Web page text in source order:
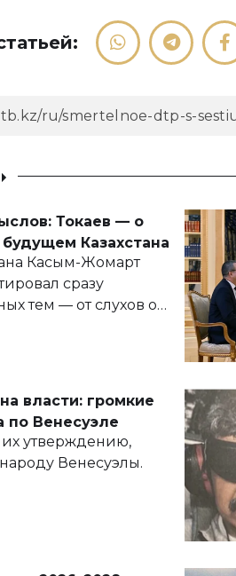
Токаев — о
Казахстана
Касым-Жомарт
сразу
тем — от слухов о
личного здоровья.
власти: громкие
по Венесуэле
утверждению,
Венесуэлы.